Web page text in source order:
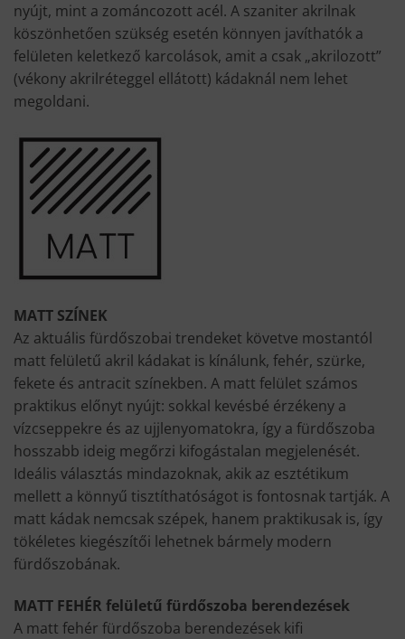
nyújt, mint a zománcozott acél. A szaniter akrilnak
köszönhetően szükség esetén könnyen javíthatók a
felületen keletkező karcolások, amit a csak „akrilozott”
(vékony akrilréteggel ellátott) kádaknál nem lehet
megoldani.
MATT SZÍNEK
Az aktuális fürdőszobai trendeket követve mostantól
matt felületű akril kádakat is kínálunk, fehér, szürke,
fekete és antracit színekben. A matt felület számos
praktikus előnyt nyújt: sokkal kevésbé érzékeny a
vízcseppekre és az ujjlenyomatokra, így a fürdőszoba
hosszabb ideig megőrzi kifogástalan megjelenését.
Ideális választás mindazoknak, akik az esztétikum
mellett a könnyű tisztíthatóságot is fontosnak tartják. A
matt kádak nemcsak szépek, hanem praktikusak is, így
tökéletes kiegészítői lehetnek bármely modern
fürdőszobának.
MATT FEHÉR felületű fürdőszoba berendezések
A matt fehér fürdőszoba berendezések kifi